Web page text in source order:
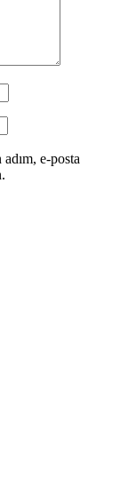
e-posta